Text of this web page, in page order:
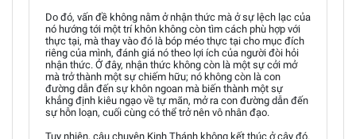
Do đó, vấn đề không nằm ở nhận thức mà ở sự lệch lạc của
nó hướng tới một trí khôn không còn tìm cách phù hợp với
thực tại, mà thay vào đó là bóp méo thực tại cho mục đích
riêng của mình, đánh giá nó theo lợi ích của người đòi hỏi
nhận thức. Ở đây, nhận thức không còn là một sự cởi mở
mà trở thành một sự chiếm hữu; nó không còn là con
đường dẫn đến sự khôn ngoan mà biến thành một sự
khẳng định kiêu ngạo về tự mãn, mở ra con đường dẫn đến
sự hỗn loạn, cuối cùng có thể trở nên vô nhân đạo.
Tuy nhiên, câu chuyện Kinh Thánh không kết thúc ở cây đó.